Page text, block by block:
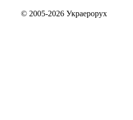
© 2005-2026 Украерорух